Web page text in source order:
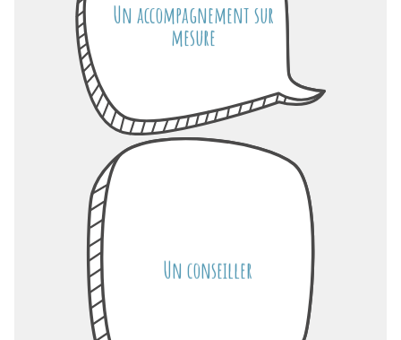
Un accompagnement sur
mesure
Un conseiller